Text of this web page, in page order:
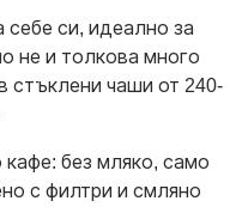
себе си, идеално за
не и толкова много
стъклени чаши от 240-
без мляко, само
с филтри и смляно